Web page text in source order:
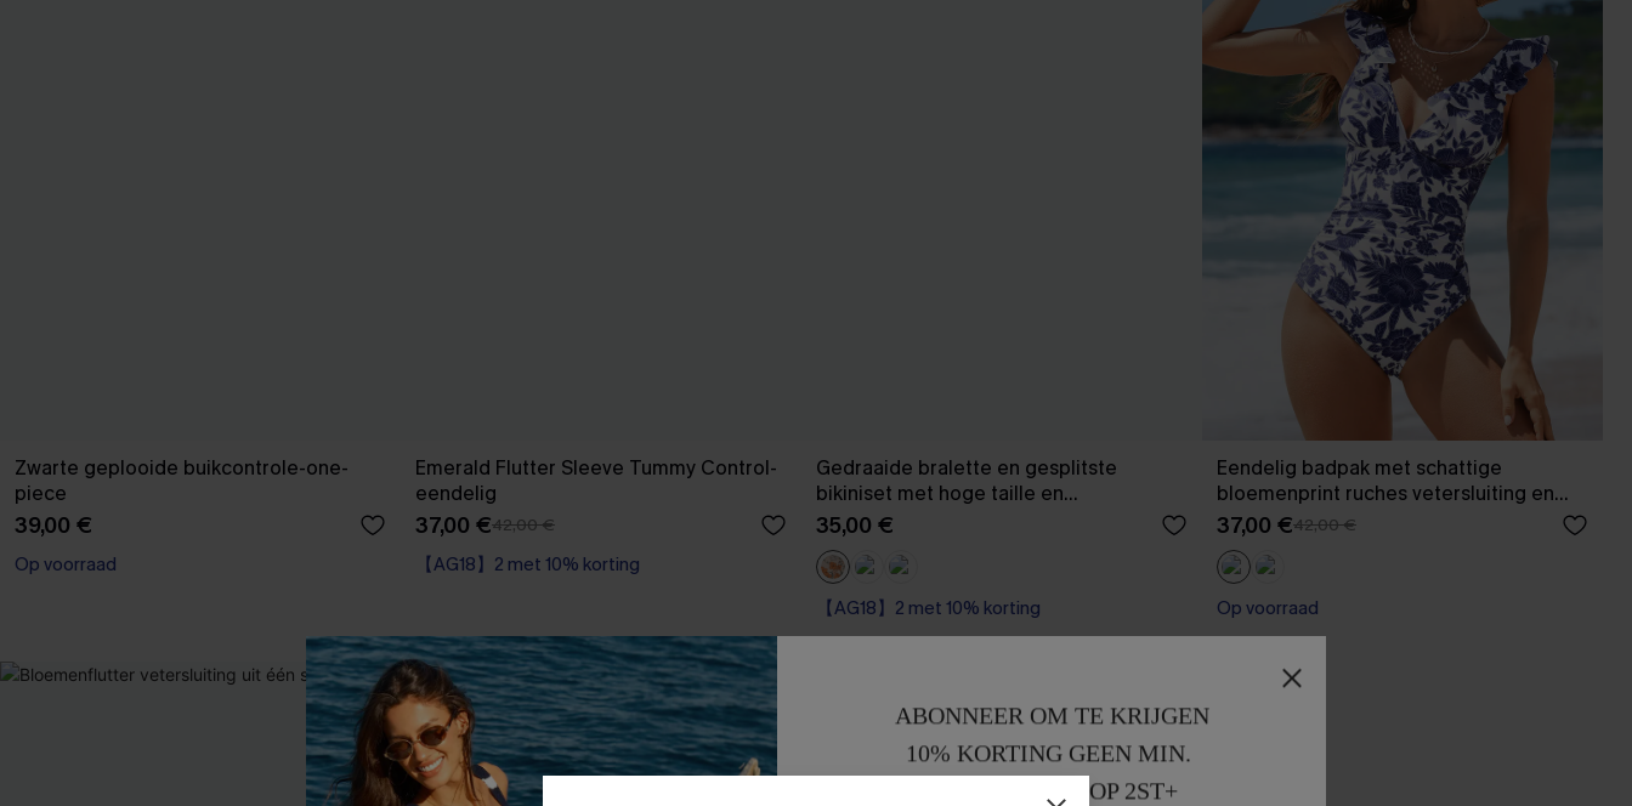
Zwarte geplooide buikcontrole-one-
piece
39,00 €
Op voorraad
Emerald Flutter Sleeve Tummy Control-
eendelig
37,00 €42,00 €
【AG18】2 met 10% korting
Gedraaide bralette en gesplitste
bikiniset met hoge taille en
bloemenprint
35,00 €
【AG18】2 met 10% korting
Op voorraad
Eendelig badpak met schattige
bloemenprint ruches vetersluiting en
buikcorrigerend effect.
37,00 €42,00 €
Op voorraad
ABONNEER OM TE KRIJGEN
10% KORTING GEEN MIN.
15% KORTING OP 2ST+